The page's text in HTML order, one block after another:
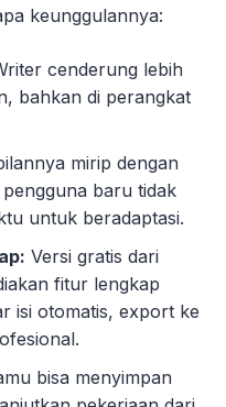
keunggulannya:
cenderung lebih
bahkan di perangkat
mirip dengan
baru tidak
untuk beradaptasi.
Versi gratis dari
fitur lengkap
isi otomatis, export ke
bisa menyimpan